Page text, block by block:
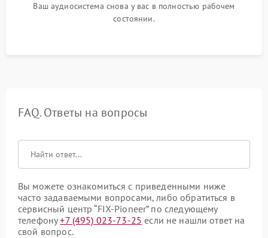
Ваш аудиосистема снова у вас в полностью рабочем
состоянии.
FAQ. Ответы на вопросы
Вы можете ознакомиться с приведенными ниже
часто задаваемыми вопросами, либо обратиться в
сервисный центр “FIX-Pioneer” по следующему
телефону+7 (495) 023-73-25 если не нашли ответ на
свой вопрос.